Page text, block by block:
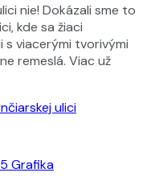
nie! Dokázali sme to
kde sa žiaci
s viacerými tvorivými
remeslá. Viac už
Grafika